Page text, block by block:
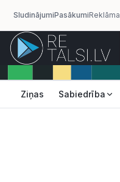
SludinājumiPasākumiReklāma
Ziņas Sabiedrība